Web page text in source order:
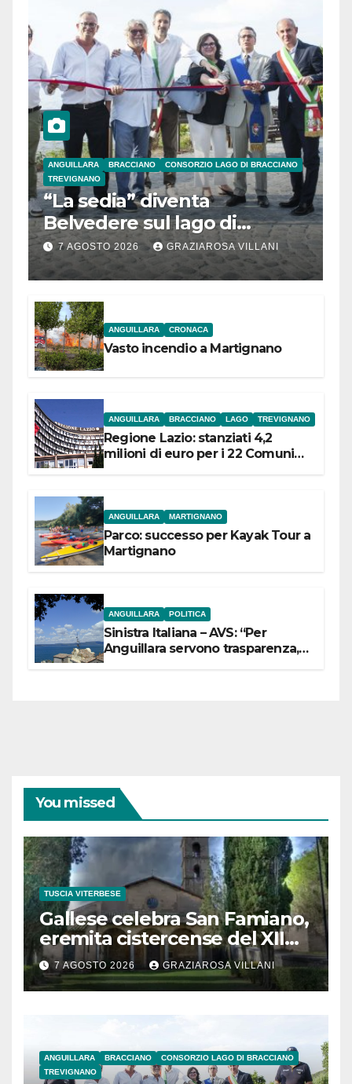
ANGUILLARA BRACCIANO
CONSORZIO LAGO DI BRACCIANO
TREVIGNANO
“La sedia” diventa
Belvedere sul lago di
Bracciano: ieri
l’inaugurazione
7 AGOSTO 2026 GRAZIAROSA VILLANI
ANGUILLARA CRONACA
Vasto incendio a Martignano
ANGUILLARA BRACCIANO LAGO TREVIGNANO
Regione Lazio: stanziati 4,2
milioni di euro per i 22 Comuni
ANGUILLARA MARTIGNANO
Parco: successo per Kayak Tour a
Martignano
ANGUILLARA POLITICA
Sinistra Italiana – AVS: “Per
Anguillara servono trasparenza,
You missed
TUSCIA VITERBESE
Gallese celebra San Famiano,
eremita cistercense del XII
secolo
7 AGOSTO 2026 GRAZIAROSA VILLANI
ANGUILLARA BRACCIANO
CONSORZIO LAGO DI BRACCIANO
TREVIGNANO